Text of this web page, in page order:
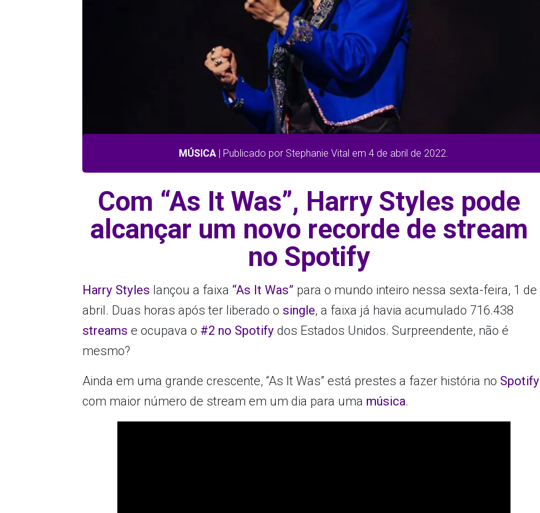
MÚSICA | Publicado por Stephanie Vital em 4 de abril de 2022.
Com “As It Was”, Harry Styles pode
alcançar um novo recorde de stream
no Spotify
Harry Styles lançou a faixa “As It Was” para o mundo inteiro nessa sexta-feira, 1 de
abril. Duas horas após ter liberado o single, a faixa já havia acumulado 716.438
streams e ocupava o #2 no Spotifydos Estados Unidos. Surpreendente, não é
mesmo?
Ainda em uma grande crescente, “As It Was” está prestes a fazer história no Spotify
com maior número de stream em um dia para uma música.